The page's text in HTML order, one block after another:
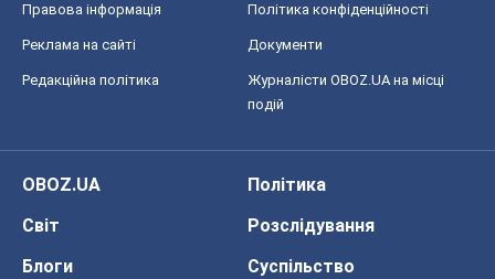
Правова інформація Політика конфіденційності
Реклама на сайті Документи
Редакційна політика
Журналісти OBOZ.UA на місці
подій
OBOZ.UA
Політика
Світ
Розслідування
Блоги
Суспільство